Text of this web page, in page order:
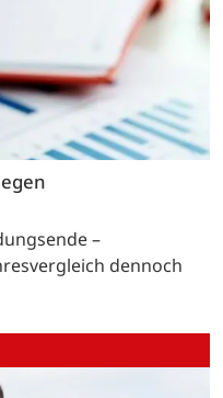
–
dennoch